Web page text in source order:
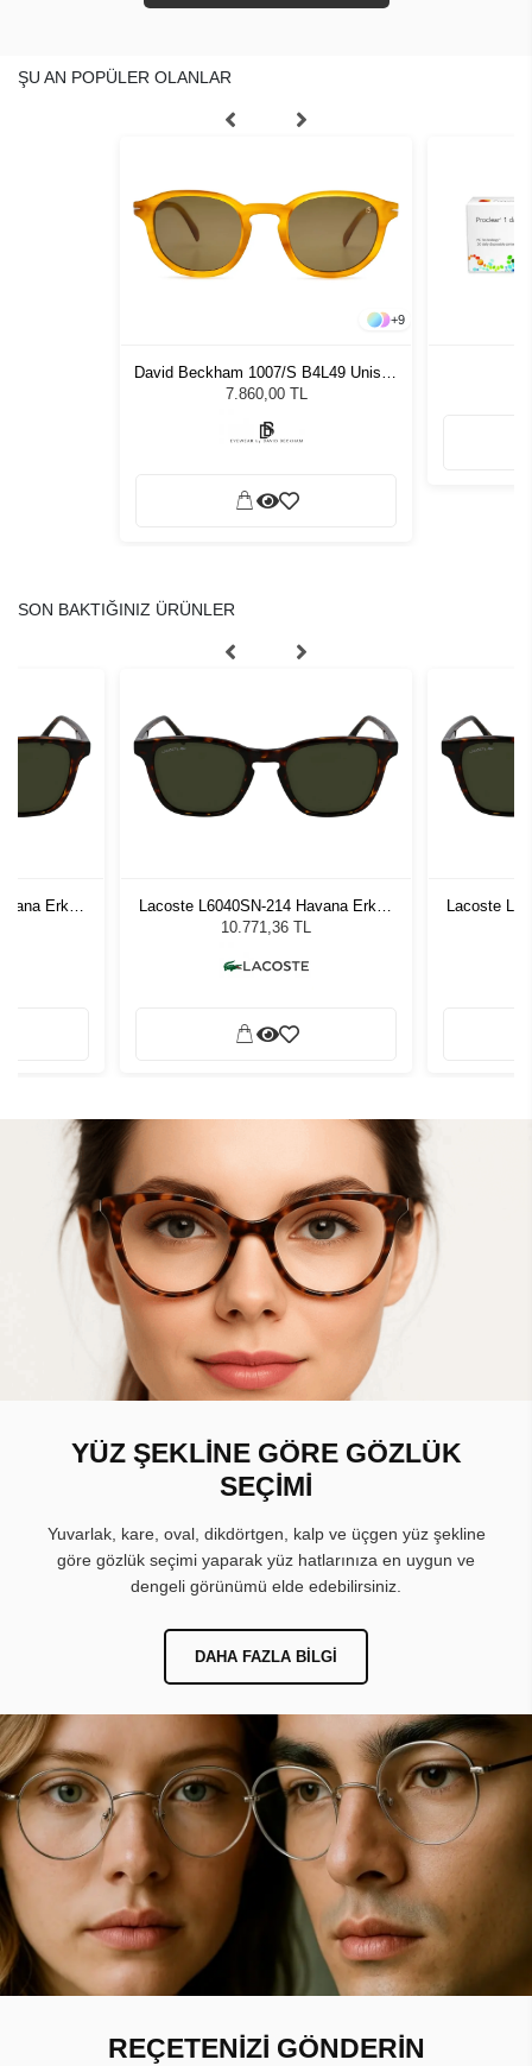
ŞU AN POPÜLER OLANLAR
+9
David Beckham 1007/S B4L49 Unisex
Güneş Gözlüğü
7.860,00 TL
SON BAKTIĞINIZ ÜRÜNLER
Erkek
Lacoste L6040SN-214 Havana Erkek
Güneş Gözlüğü
10.771,36 TL
Lacoste
YÜZ ŞEKLİNE GÖRE GÖZLÜK
SEÇİMİ
Yuvarlak, kare, oval, dikdörtgen, kalp ve üçgen yüz şekline
göre gözlük seçimi yaparak yüz hatlarınıza en uygun ve
dengeli görünümü elde edebilirsiniz.
DAHA FAZLA BILGI
REÇETENİZİ GÖNDERİN